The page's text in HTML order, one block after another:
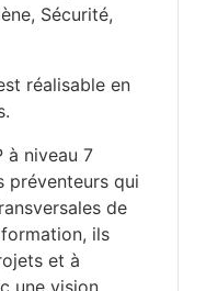
Sécurité,
réalisable en
à niveau 7
préventeurs qui
de
formation, ils
et à
une vision